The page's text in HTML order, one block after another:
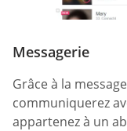
Messagerie
Grâce à la
communiquerez
appartenez à un